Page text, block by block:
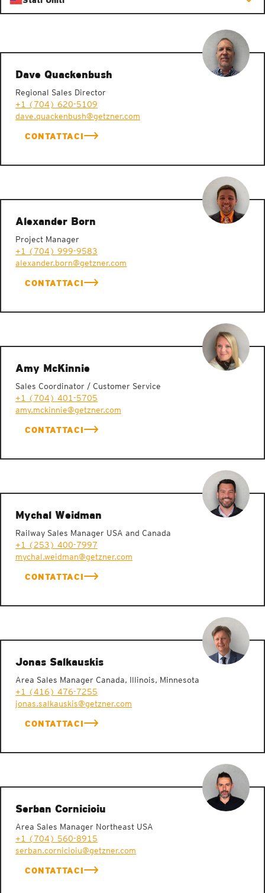
Dave Quackenbush
Regional Sales Director
+1 (704) 620-5109
dave.quackenbush@getzner.com
CONTATTACI
Alexander Born
Project Manager
+1 (704) 999-9583
alexander.born@getzner.com
CONTATTACI
Amy McKinnie
Sales Coordinator / Customer Service
+1 (704) 401-5705
amy.mckinnie@getzner.com
CONTATTACI
Mychal Weidman
Railway Sales Manager USA and Canada
+1 (253) 400-7997
mychal.weidman@getzner.com
CONTATTACI
Jonas Salkauskis
Area Sales Manager Canada, Illinois, Minnesota
+1 (416) 476-7255
jonas.salkauskis@getzner.com
CONTATTACI
Serban Cornicioiu
Area Sales Manager Northeast USA
+1 (704) 560-8915
serban.cornicioiu@getzner.com
CONTATTACI